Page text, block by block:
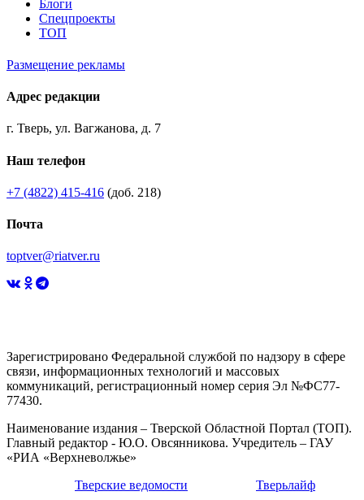
Блоги
Спецпроекты
ТОП
Размещение рекламы
Адрес редакции
г. Тверь, ул. Вагжанова, д. 7
Наш телефон
+7 (4822) 415-416 (доб. 218)
Почта
toptver@riatver.ru
Зарегистрировано Федеральной службой по надзору в сфере
связи, информационных технологий и массовых
коммуникаций, регистрационный номер серия Эл №ФС77-
77430.
Наименование издания – Тверской Областной Портал (ТОП).
Главный редактор - Ю.О. Овсянникова. Учредитель – ГАУ
«РИА «Верхневолжье»
Тверские ведомости
Тверьлайф